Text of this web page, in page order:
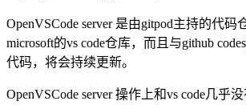
OpenVSCode server 是由gitpod主持的代码
microsoft的vs code仓库，而且与github
代码，将会持续更新。
OpenVSCode server 操作上和vs code几乎